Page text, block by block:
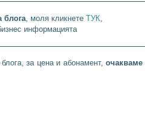
блога, моля кликнете ТУК,
информацията
за цена и абонамент,очакваме